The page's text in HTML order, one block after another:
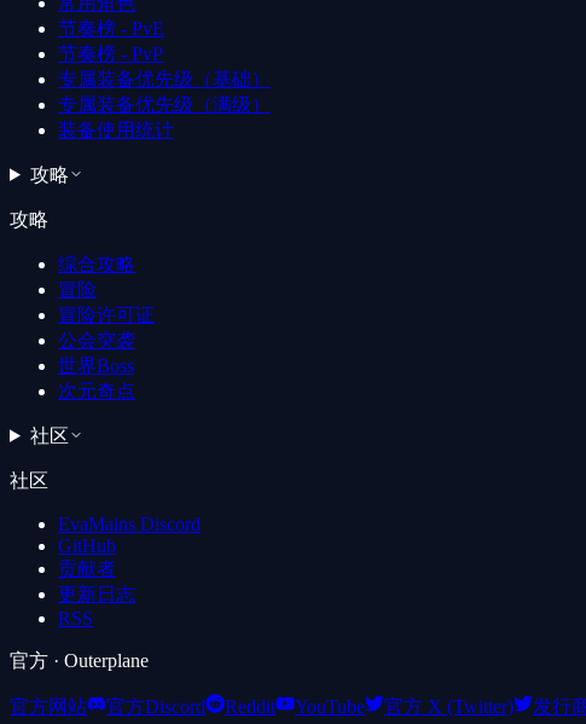
节奏榜 - PvE
节奏榜 - PvP
专属装备优先级（基础）
专属装备优先级（满级）
装备使用统计
攻略
攻略
综合攻略
冒险
冒险许可证
公会突袭
世界Boss
次元奇点
社区
社区
EvaMains Discord
GitHub
贡献者
更新日志
RSS
官方 · Outerplane
官方网站 官方Discord Reddit YouTube 官方 X (Twitter) 发行